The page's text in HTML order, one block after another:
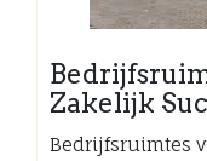
Zakelijk
Bedrijfsruimtes